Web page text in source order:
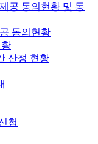
공 동의현황 및 동
동의현황
산정 현황
청